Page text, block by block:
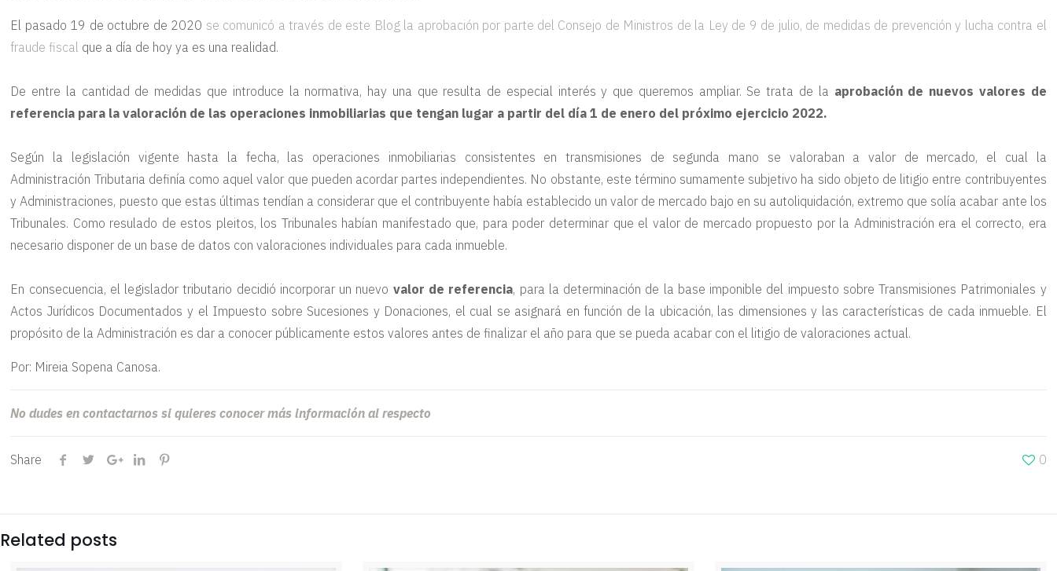
El pasado 19 de octubre de 2020 se comunicó a través de este Blog la aprobación por parte del Consejo de Ministros de la Ley de 9 de julio, de medidas de prevención y lucha contra el
fraude fiscal que a día de hoy ya es una realidad.
De entre la cantidad de medidas que introduce la normativa, hay una que resulta de especial interés y que queremos ampliar. Se trata de la aprobación de nuevos valores de
referencia para la valoración de las operaciones inmobiliarias que tengan lugar a partir del día 1 de enero del próximo ejercicio 2022.
Según la legislación vigente hasta la fecha, las operaciones inmobiliarias consistentes en transmisiones de segunda mano se valoraban a valor de mercado, el cual la
Administración Tributaria definía como aquel valor que pueden acordar partes independientes. No obstante, este término sumamente subjetivo ha sido objeto de litigio entre contribuyentes
y Administraciones, puesto que estas últimas tendían a considerar que el contribuyente había establecido un valor de mercado bajo en su autoliquidación, extremo que solía acabar ante los
Tribunales. Como resulado de estos pleitos, los Tribunales habían manifestado que, para poder determinar que el valor de mercado propuesto por la Administración era el correcto, era
necesario disponer de un base de datos con valoraciones individuales para cada inmueble.
En consecuencia, el legislador tributario decidió incorporar un nuevo valor de referencia, para la determinación de la base imponible del impuesto sobre Transmisiones Patrimoniales y
Actos Jurídicos Documentados y el Impuesto sobre Sucesiones y Donaciones, el cual se asignará en función de la ubicación, las dimensiones y las características de cada inmueble. El
propósito de la Administración es dar a conocer públicamente estos valores antes de finalizar el año para que se pueda acabar con el litigio de valoraciones actual.
Por: Mireia Sopena Canosa.
No dudes en contactarnos si quieres conocer más información al respecto
Share 0
Related posts